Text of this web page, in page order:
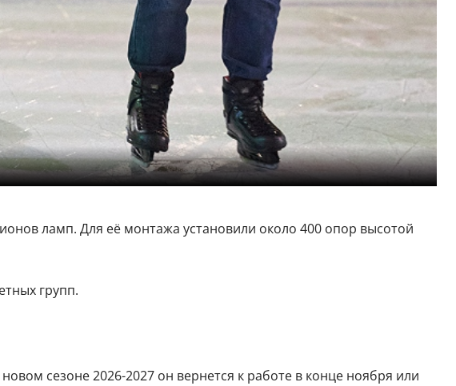
ламп. Для её монтажа установили около 400 опор высотой
групп.
сезоне 2026-2027 он вернется к работе в конце ноября или